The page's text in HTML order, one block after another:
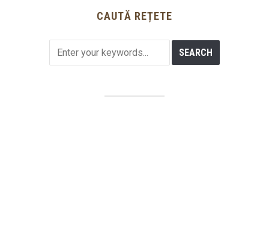
CAUTĂ REȚETE